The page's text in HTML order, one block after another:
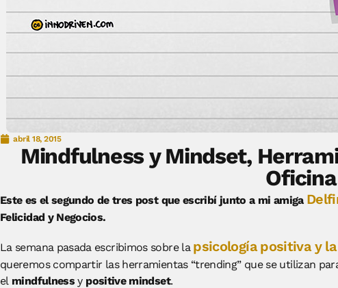
abril 18, 2015
Mindfulness y Mindset,
Oficina
Este es el segundo de tres post que escribí junto a mi amiga
Felicidad y Negocios.
La semana pasada escribimos sobre la psicología positiva y
queremos compartir las herramientas “trending” que se utilizan
el mindfulness y positive mindset.